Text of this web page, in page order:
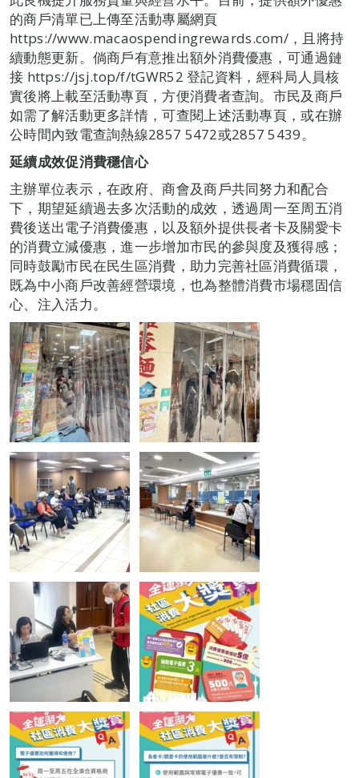
的商戶清單已上傳至活動專屬網頁
https://www.macaospendingrewards.com/，且將持
續動態更新。倘商戶有意推出額外消費優惠，可通過鏈
接 https://jsj.top/f/tGWR52 登記資料，經科局人員核
實後將上載至活動專頁，方便消費者查詢。市民及商戶
如需了解活動更多詳情，可查閱上述活動專頁，或在辦
公時間內致電查詢熱線2857 5472或2857 5439。
延續成效促消費穩信心
主辦單位表示，在政府、商會及商戶共同努力和配合
下，期望延續過去多次活動的成效，透過周一至周五消
費後送出電子消費優惠，以及額外提供長者卡及關愛卡
的消費立減優惠，進一步增加市民的參與度及獲得感；
同時鼓勵市民在民生區消費，助力完善社區消費循環，
既為中小商戶改善經營環境，也為整體消費市場穩固信
心、注入活力。